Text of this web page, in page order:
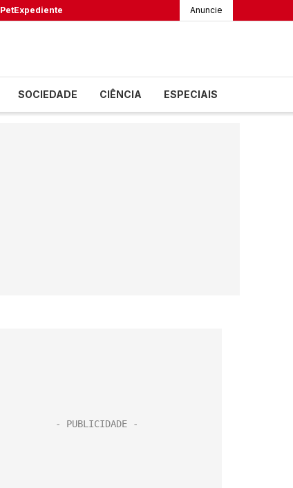
PetExpediente Anuncie
SOCIEDADE CIÊNCIA ESPECIAIS